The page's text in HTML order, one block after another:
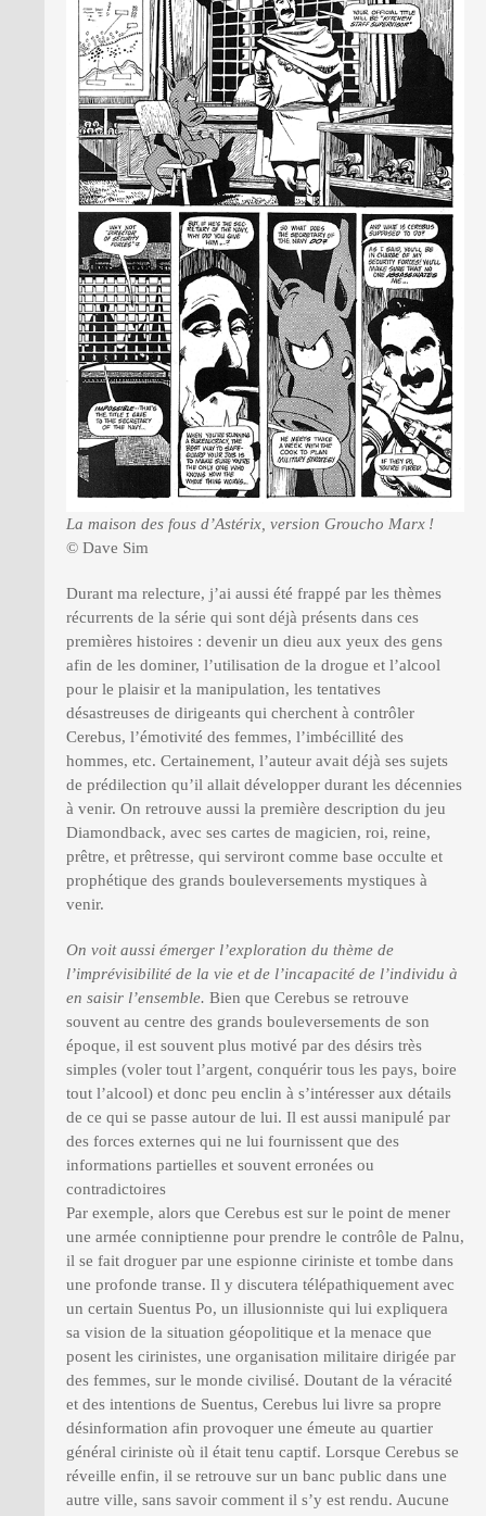
La maison des fous d’Astérix, version Groucho Marx !
© Dave Sim
Durant ma relecture, j’ai aussi été frappé par les thèmes
récurrents de la série qui sont déjà présents dans ces
premières histoires : devenir un dieu aux yeux des gens
afin de les dominer, l’utilisation de la drogue et l’alcool
pour le plaisir et la manipulation, les tentatives
désastreuses de dirigeants qui cherchent à contrôler
Cerebus, l’émotivité des femmes, l’imbécillité des
hommes, etc. Certainement, l’auteur avait déjà ses sujets
de prédilection qu’il allait développer durant les décennies
à venir. On retrouve aussi la première description du jeu
Diamondback, avec ses cartes de magicien, roi, reine,
prêtre, et prêtresse, qui serviront comme base occulte et
prophétique des grands bouleversements mystiques à
venir.
On voit aussi émerger l’exploration du thème de
l’imprévisibilité de la vie et de l’incapacité de l’individu à
en saisir l’ensemble. Bien que Cerebus se retrouve
souvent au centre des grands bouleversements de son
époque, il est souvent plus motivé par des désirs très
simples (voler tout l’argent, conquérir tous les pays, boire
tout l’alcool) et donc peu enclin à s’intéresser aux détails
de ce qui se passe autour de lui. Il est aussi manipulé par
des forces externes qui ne lui fournissent que des
informations partielles et souvent erronées ou
contradictoires
Par exemple, alors que Cerebus est sur le point de mener
une armée conniptienne pour prendre le contrôle de Palnu,
il se fait droguer par une espionne ciriniste et tombe dans
une profonde transe. Il y discutera télépathiquement avec
un certain Suentus Po, un illusionniste qui lui expliquera
sa vision de la situation géopolitique et la menace que
posent les cirinistes, une organisation militaire dirigée par
des femmes, sur le monde civilisé. Doutant de la véracité
et des intentions de Suentus, Cerebus lui livre sa propre
désinformation afin provoquer une émeute au quartier
général ciriniste où il était tenu captif. Lorsque Cerebus se
réveille enfin, il se retrouve sur un banc public dans une
autre ville, sans savoir comment il s’y est rendu. Aucune